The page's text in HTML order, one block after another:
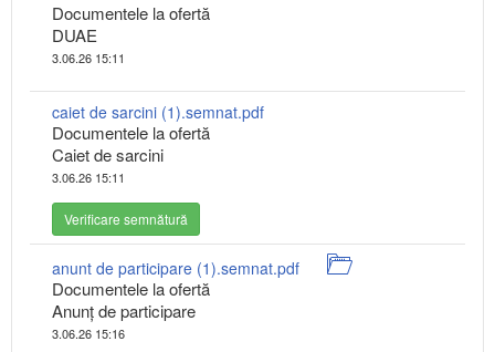
Documentele la ofertă
DUAE
3.06.26 15:11
caiet de sarcini (1).semnat.pdf
Documentele la ofertă
Caiet de sarcini
3.06.26 15:11
Verificare semnătură
anunt de participare (1).semnat.pdf
Documentele la ofertă
Anunț de participare
3.06.26 15:16